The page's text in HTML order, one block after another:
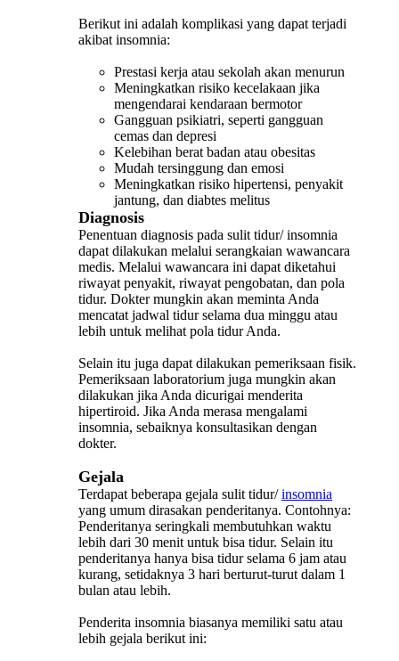
Berikut ini adalah komplikasi yang dapat terjadi
akibat insomnia:
Prestasi kerja atau sekolah akan menurun
Meningkatkan risiko kecelakaan jika
mengendarai kendaraan bermotor
Gangguan psikiatri, seperti gangguan
cemas dan depresi
Kelebihan berat badan atau obesitas
Mudah tersinggung dan emosi
Meningkatkan risiko hipertensi, penyakit
jantung, dan diabtes melitus
Diagnosis
Penentuan diagnosis pada sulit tidur/ insomnia
dapat dilakukan melalui serangkaian wawancara
medis. Melalui wawancara ini dapat diketahui
riwayat penyakit, riwayat pengobatan, dan pola
tidur. Dokter mungkin akan meminta Anda
mencatat jadwal tidur selama dua minggu atau
lebih untuk melihat pola tidur Anda.
Selain itu juga dapat dilakukan pemeriksaan fisik.
Pemeriksaan laboratorium juga mungkin akan
dilakukan jika Anda dicurigai menderita
hipertiroid. Jika Anda merasa mengalami
insomnia, sebaiknya konsultasikan dengan
dokter.
Gejala
Terdapat beberapa gejala sulit tidur/insomnia
yang umum dirasakan penderitanya. Contohnya:
Penderitanya seringkali membutuhkan waktu
lebih dari 30 menit untuk bisa tidur. Selain itu
penderitanya hanya bisa tidur selama 6 jam atau
kurang, setidaknya 3 hari berturut-turut dalam 1
bulan atau lebih.
Penderita insomnia biasanya memiliki satu atau
lebih gejala berikut ini: